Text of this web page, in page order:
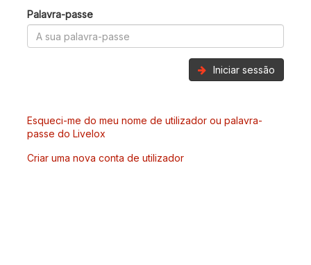
Palavra-passe
Iniciar sessão
Esqueci-me do meu nome de utilizador ou palavra-
passe do Livelox
Criar uma nova conta de utilizador